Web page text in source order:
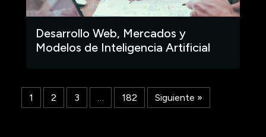
Desarrollo Web, Mercados y
Modelos de Inteligencia Artificial
1 2 3 … 182 Siguiente »